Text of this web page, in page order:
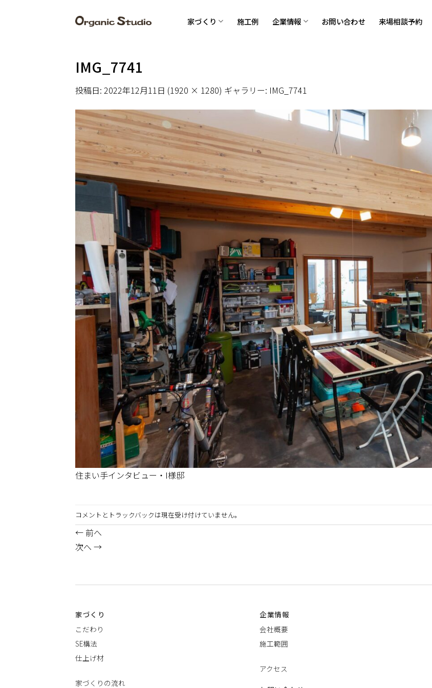
家づくり 施工例 企業情報 お問い合わせ 来場相談予約
IMG_7741
投稿日: 2022年12月11日 (1920 × 1280) ギャラリー: IMG_7741
住まい手インタビュー・I様邸
コメントとトラックバックは現在受け付けていません。
← 前へ
次へ →
家づくり
こだわり
SE構法
仕上げ材
家づくりの流れ
企業情報
会社概要
施工範囲
アクセス